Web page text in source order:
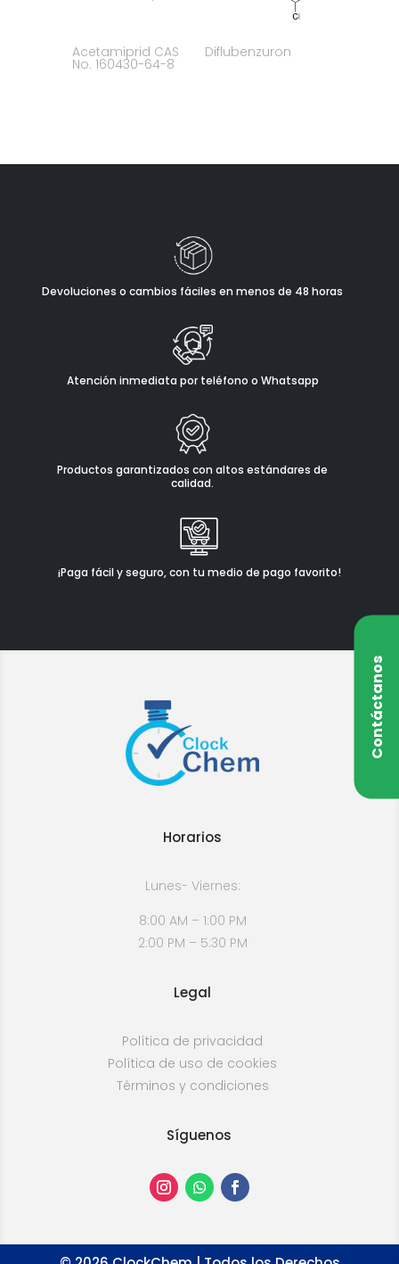
Acetamiprid CAS
No. 160430-64-8
Diflubenzuron
Devoluciones o cambios fáciles en menos de 48 horas
Atención inmediata por teléfono o Whatsapp
Productos garantizados con altos estándares de
calidad.
¡Paga fácil y seguro, con tu medio de pago favorito!
Contáctanos
Horarios
Lunes- Viernes:
8:00 AM – 1:00 PM
2:00 PM – 5:30 PM
Legal
Política de privacidad
Política de uso de cookies
Términos y condiciones
Síguenos